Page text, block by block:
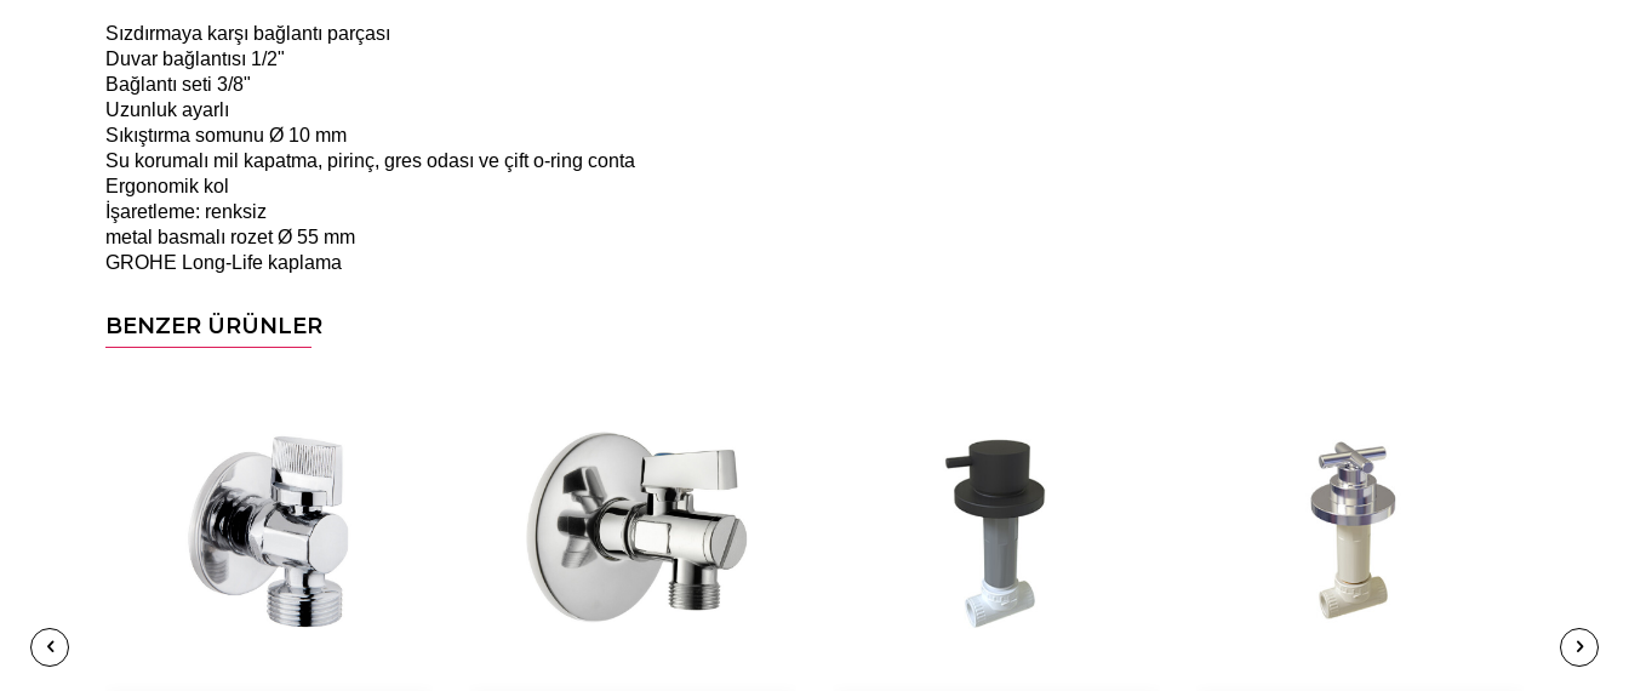
Sızdırmaya karşı bağlantı parçası
Duvar bağlantısı 1/2"
Bağlantı seti 3/8"
Uzunluk ayarlı
Sıkıştırma somunu Ø 10 mm
Su korumalı mil kapatma, pirinç, gres odası ve çift o-ring conta
Ergonomik kol
İşaretleme: renksiz
metal basmalı rozet Ø 55 mm
GROHE Long-Life kaplama
BENZER ÜRÜNLER